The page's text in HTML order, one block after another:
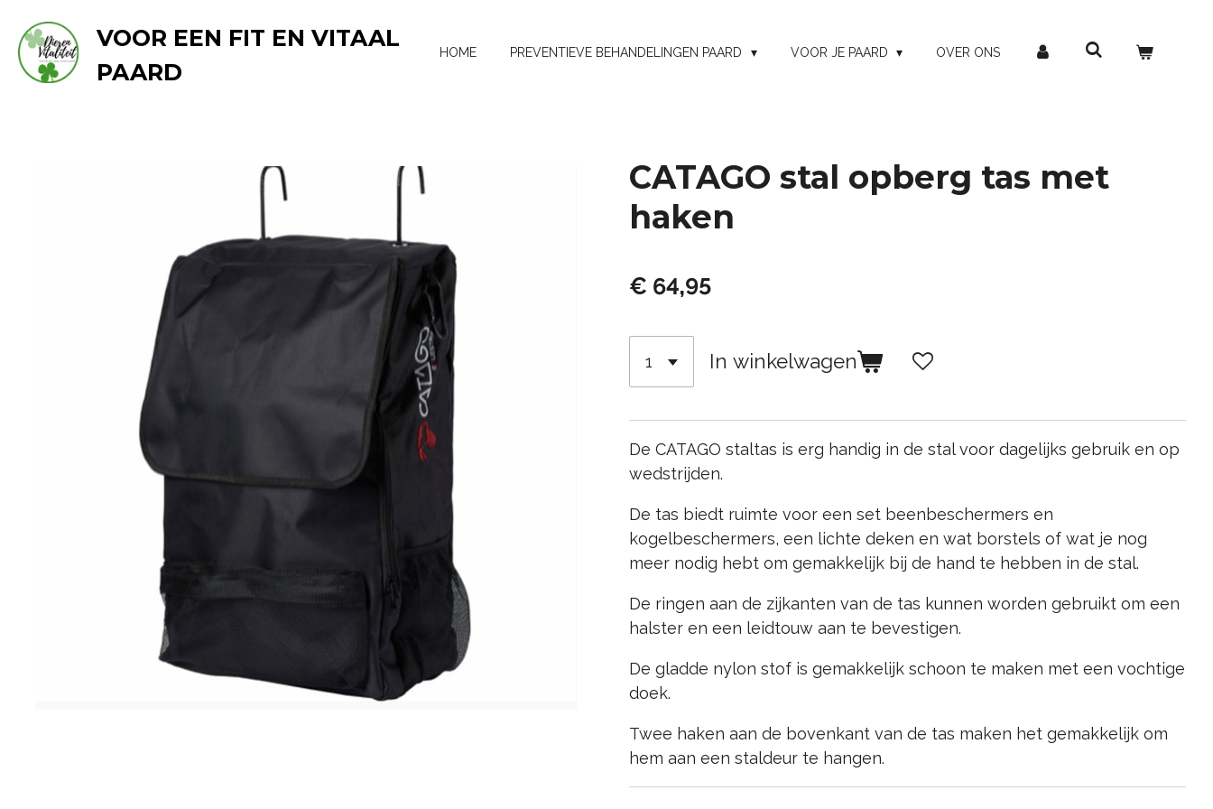
direct
naar
VOOR EEN FIT EN VITAAL
PAARD
HOME PREVENTIEVE BEHANDELINGEN PAARD VOOR JE PAARD OVER ONS
CATAGO stal opberg tas met
haken
€ 64,95
In winkelwagen
De CATAGO staltas is erg handig in de stal voor dagelijks gebruik en op
wedstrijden.
De tas biedt ruimte voor een set beenbeschermers en
kogelbeschermers, een lichte deken en wat borstels of wat je nog
meer nodig hebt om gemakkelijk bij de hand te hebben in de stal.
De ringen aan de zijkanten van de tas kunnen worden gebruikt om een
halster en een leidtouw aan te bevestigen.
De gladde nylon stof is gemakkelijk schoon te maken met een vochtige
doek.
Twee haken aan de bovenkant van de tas maken het gemakkelijk om
hem aan een staldeur te hangen.